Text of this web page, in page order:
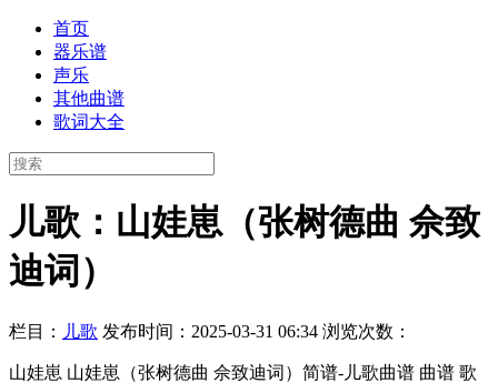
首页
器乐谱
声乐
其他曲谱
歌词大全
儿歌：山娃崽（张树德曲 佘致
迪词）
栏目： 儿歌 发布时间：2025-03-31 06:34 浏览次数：
山娃崽 山娃崽（张树德曲 佘致迪词）简谱-儿歌曲谱 曲谱 歌